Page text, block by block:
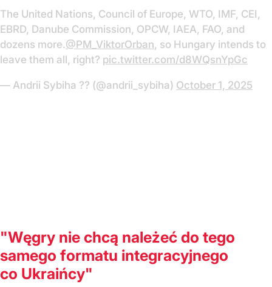
The United Nations, Council of Europe, WTO, IMF, CEI,
EBRD, Danube Commission, OPCW, IAEA, FAO, and
dozens more.@PM_ViktorOrban , so Hungary intends to
leave them all, right? pic.twitter.com/d8WQsnYpGc
— Andrii Sybiha ?? (@andrii_sybiha) October 1, 2025
"Węgry nie chcą należeć do tego
samego formatu integracyjnego
co Ukraińcy"